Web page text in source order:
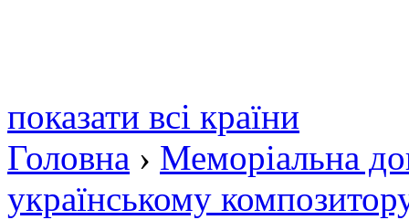
показати всі країни
Головна › Меморіальна
українському